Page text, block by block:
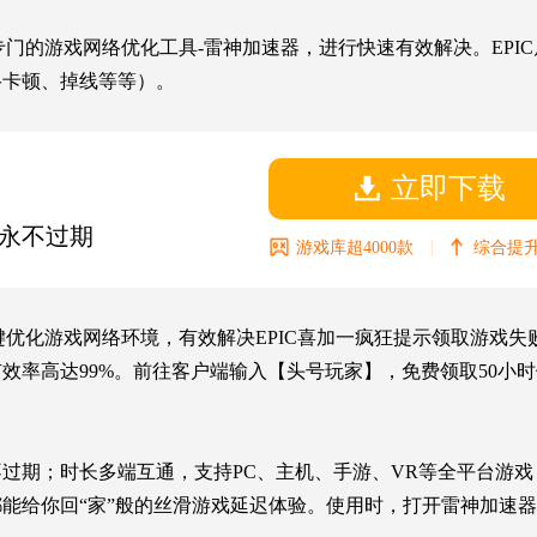
的游戏网络优化工具-雷神加速器，进行快速有效解决。
顿、掉线等等）。
不过期
立即下载
游戏库超4000款 | 综合提
化游戏网络环境，有效解决EPIC喜加一疯狂提示领取游戏失
率高达99%。前往客户端输入【头号玩家】，免费领取50小
期；时长多端互通，支持PC、主机、手游、VR等全平台游戏
给你回“家”般的丝滑游戏延迟体验。使用时，打开雷神加速